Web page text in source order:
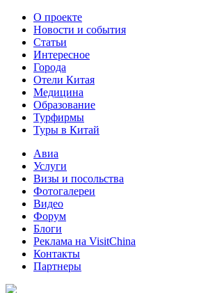
О проекте
Новости и события
Статьи
Интересное
Города
Отели Китая
Медицина
Образование
Турфирмы
Туры в Китай
Авиа
Услуги
Визы и посольства
Фотогалереи
Видео
Форум
Блоги
Реклама на VisitChina
Контакты
Партнеры